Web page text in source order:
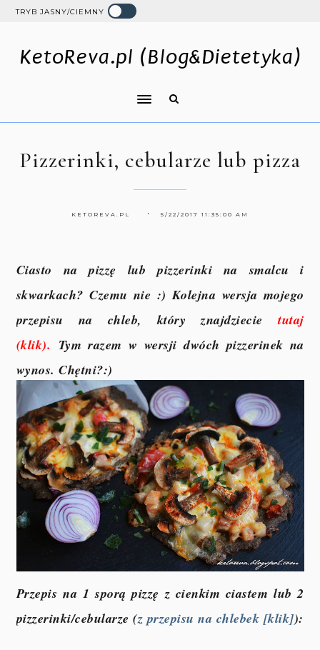
TRYB JASNY/CIEMNY
KetoReva.pl (Blog&Dietetyka)
Pizzerinki, cebularze lub pizza
KETOREVA.PL 5/22/2017 11:35:00 AM
Ciasto na pizzę lub pizzerinki na smalcu i
skwarkach? Czemu nie :) Kolejna wersja mojego
przepisu na chleb, który znajdziecietutaj
(klik). Tym razem w wersji dwóch pizzerinek na
wynos. Chętni?:)
Przepis na 1 sporą pizzę z cienkim ciastem lub 2
pizzerinki/cebularze (z przepisu na chlebek [klik]):